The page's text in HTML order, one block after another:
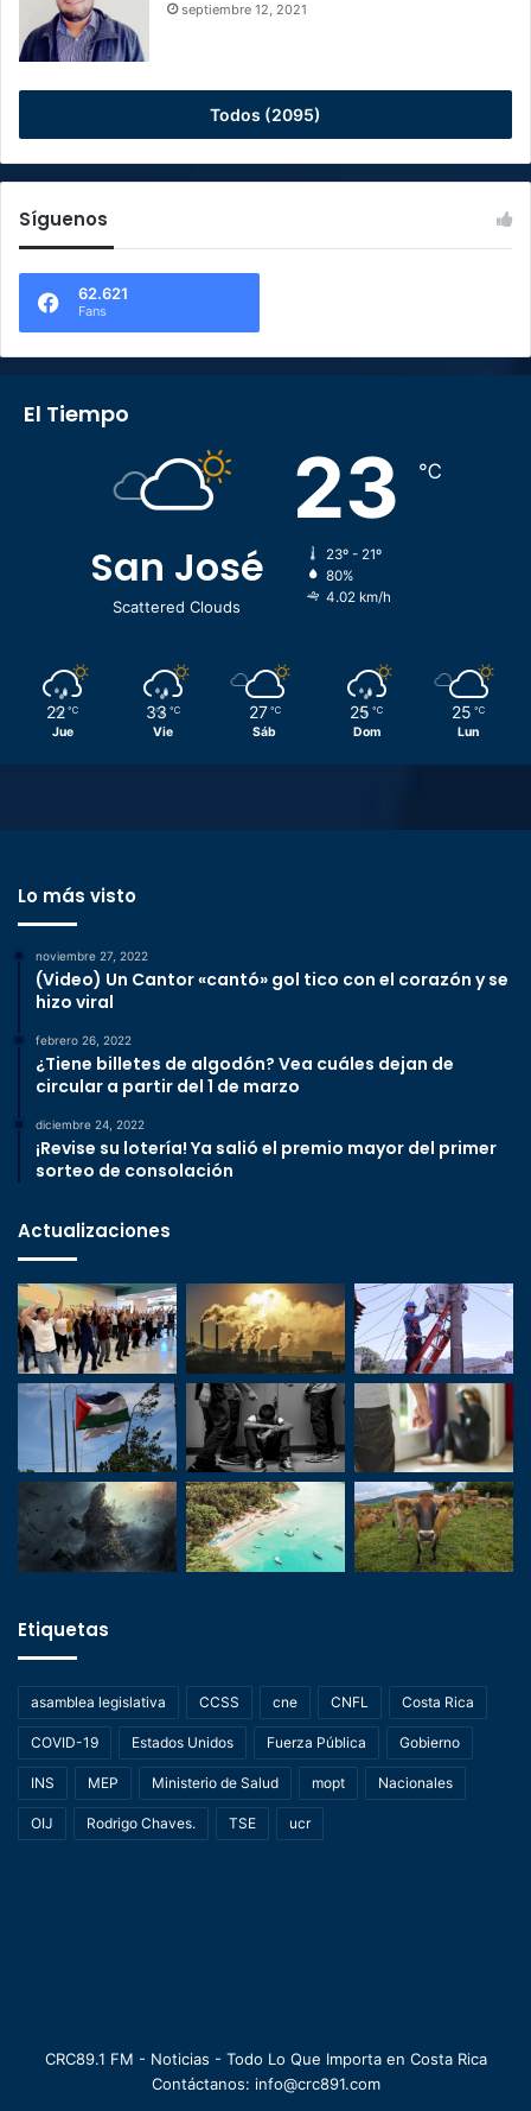
septiembre 12, 2021
Todos (2095)
Síguenos
62.621
Fans
El Tiempo
San José
Scattered Clouds
23 ℃
23º - 21º
80%
4.02 km/h
22 ℃
Jue
33 ℃
Vie
27 ℃
Sáb
25 ℃
Dom
25 ℃
Lun
Lo más visto
noviembre 27, 2022
(Video) Un Cantor «cantó» gol tico con el corazón y se
hizo viral
febrero 26, 2022
¿Tiene billetes de algodón? Vea cuáles dejan de
circular a partir del 1 de marzo
diciembre 24, 2022
¡Revise su lotería! Ya salió el premio mayor del primer
sorteo de consolación
Actualizaciones
Etiquetas
asamblea legislativa CCSS cne CNFL Costa Rica
COVID-19 Estados Unidos Fuerza Pública Gobierno
INS MEP Ministerio de Salud mopt Nacionales
OIJ Rodrigo Chaves. TSE ucr
CRC89.1 FM - Noticias - Todo Lo Que Importa en Costa Rica
Contáctanos: info@crc891.com